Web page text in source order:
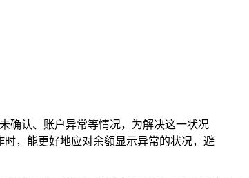
确认、账户异常等情况，为解决这一状况
，能更好地应对余额显示异常的状况，避